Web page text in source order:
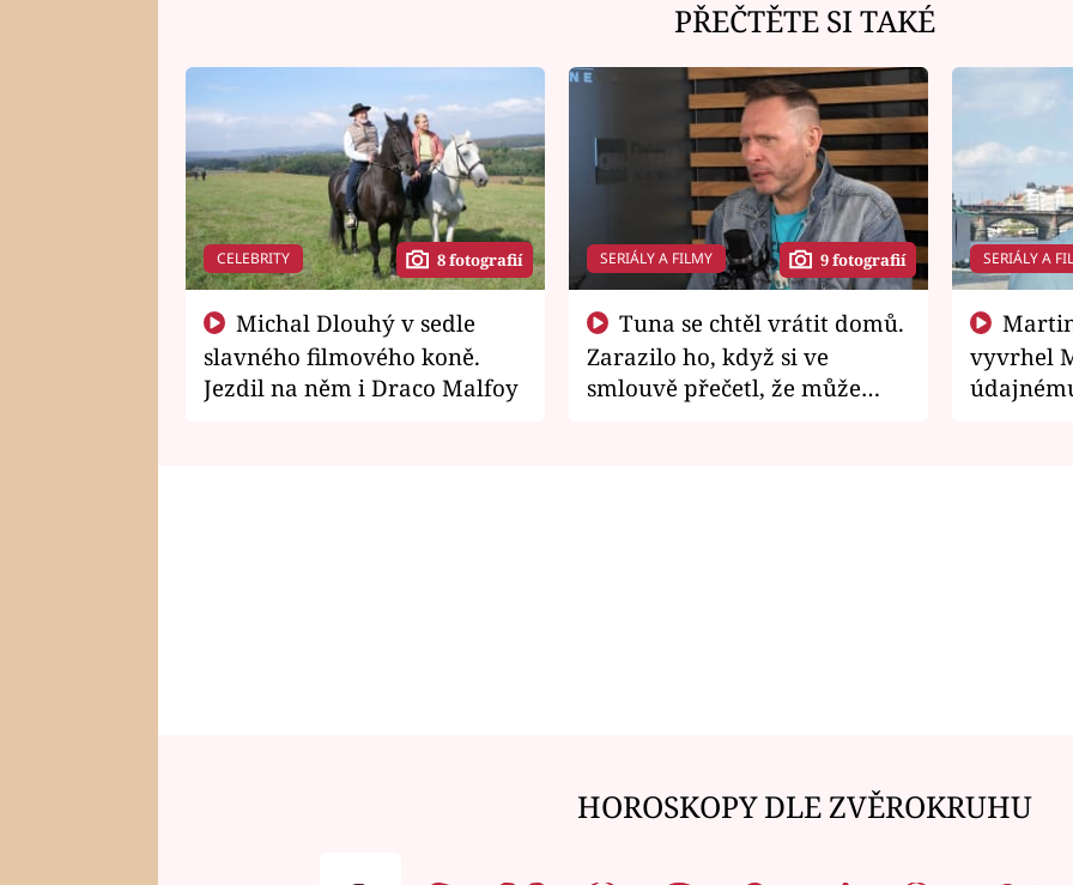
PŘEČTĚTE SI TAKÉ
CELEBRITY 8 fotografií
slavného filmového koně.
Jezdil na něm i Draco Malfoy
SERIÁLY A FILMY 9 fotografií
Zarazilo ho, když si ve
smlouvě přečetl, že může
SERIÁLY A
vyvrhel
HOROSKOPY DLE ZVĚROKRUHU